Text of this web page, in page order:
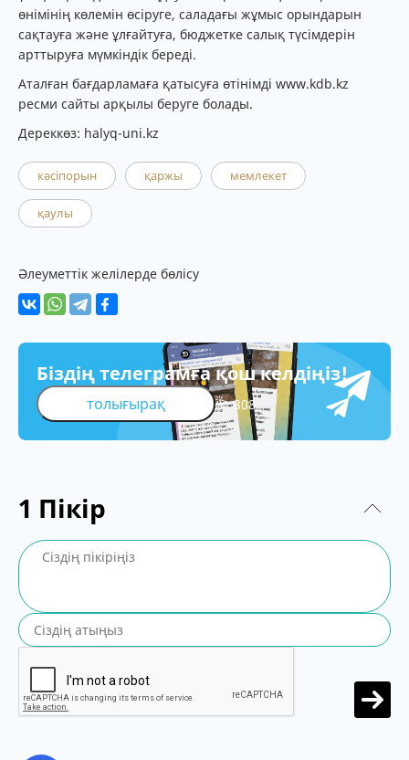
өнімінің көлемін өсіруге, саладағы жұмыс орындарын
сақтауға және ұлғайтуға, бюджетке салық түсімдерін
арттыруға мүмкіндік береді.
Аталған бағдарламаға қатысуға өтінімді www.kdb.kz
ресми сайты арқылы беруге болады.
Дереккөз: halyq-uni.kz
кәсіпорын қаржы мемлекет
қаулы
Әлеуметтік желілерде бөлісу
Біздің телеграмға қош келдіңіз!
толығырақ 308
1 Пікір